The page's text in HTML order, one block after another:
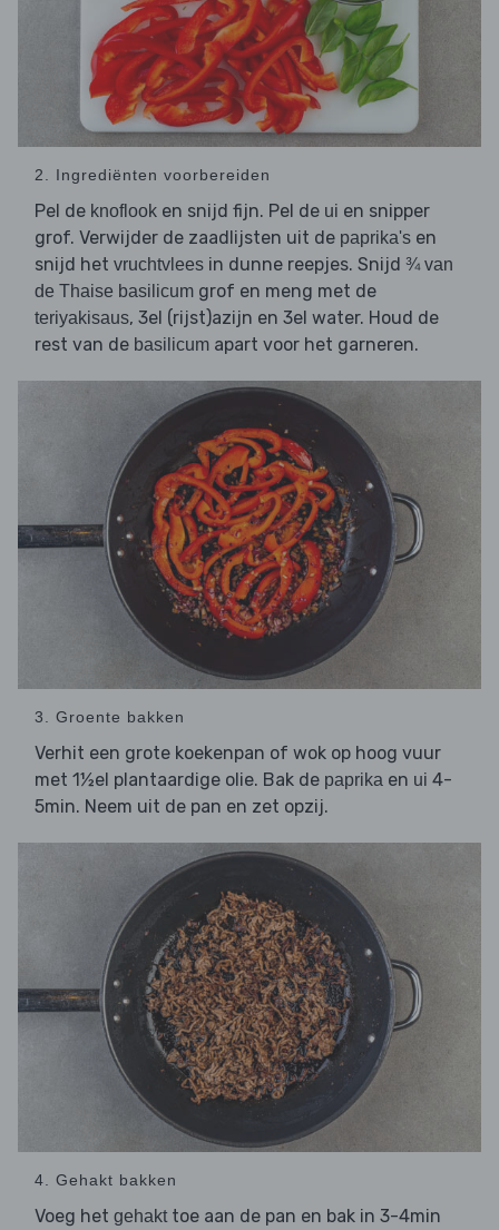
2. Ingrediënten voorbereiden
Pel de knoflook en snijd fijn. Pel de ui en snipper
grof. Verwijder de zaadlijsten uit de paprika's en
snijd het vruchtvlees in dunne reepjes. Snijd ¾ van
de Thaise basilicum grof en meng met de
teriyakisaus, 3el (rijst)azijn en 3el water. Houd de
rest van de basilicum apart voor het garneren.
3. Groente bakken
Verhit een grote koekenpan of wok op hoog vuur
met 1½el plantaardige olie. Bak de paprika en ui 4-
5min. Neem uit de pan en zet opzij.
4. Gehakt bakken
Voeg het gehakt toe aan de pan en bak in 3-4min